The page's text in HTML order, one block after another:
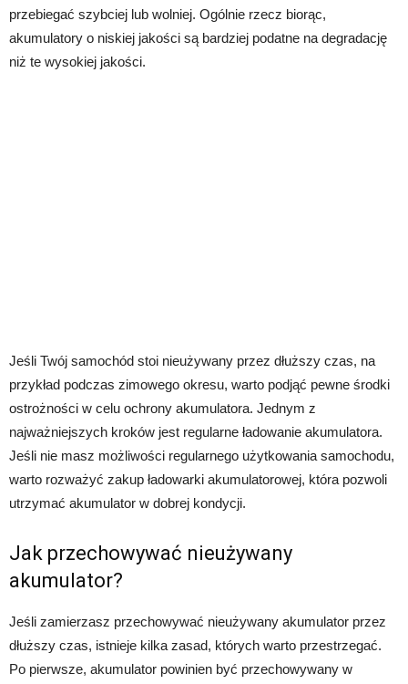
przebiegać szybciej lub wolniej. Ogólnie rzecz biorąc,
akumulatory o niskiej jakości są bardziej podatne na degradację
niż te wysokiej jakości.
Jeśli Twój samochód stoi nieużywany przez dłuższy czas, na
przykład podczas zimowego okresu, warto podjąć pewne środki
ostrożności w celu ochrony akumulatora. Jednym z
najważniejszych kroków jest regularne ładowanie akumulatora.
Jeśli nie masz możliwości regularnego użytkowania samochodu,
warto rozważyć zakup ładowarki akumulatorowej, która pozwoli
utrzymać akumulator w dobrej kondycji.
Jak przechowywać nieużywany
akumulator?
Jeśli zamierzasz przechowywać nieużywany akumulator przez
dłuższy czas, istnieje kilka zasad, których warto przestrzegać.
Po pierwsze, akumulator powinien być przechowywany w